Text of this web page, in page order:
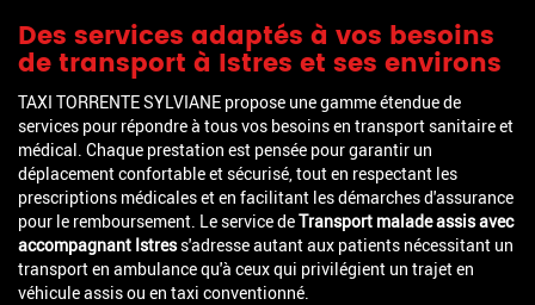
Des services adaptés à vos besoins
de transport à Istres et ses environs
TAXI TORRENTE SYLVIANE propose une gamme étendue de
services pour répondre à tous vos besoins en transport sanitaire et
médical. Chaque prestation est pensée pour garantir un
déplacement confortable et sécurisé, tout en respectant les
prescriptions médicales et en facilitant les démarches d'assurance
pour le remboursement. Le service deTransport malade assis avec
accompagnant Istress'adresse autant aux patients nécessitant un
transport en ambulance qu'à ceux qui privilégient un trajet en
véhicule assis ou en taxi conventionné.